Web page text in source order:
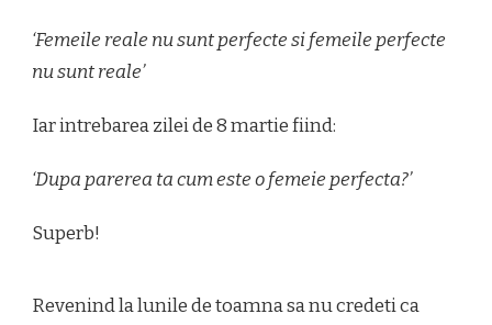
‘Femeile reale nu sunt perfecte si femeile perfecte
nu sunt reale’
Iar intrebarea zilei de 8 martie fiind:
‘Dupa parerea ta cum este o femeie perfecta?’
Superb!
Revenind la lunile de toamna sa nu credeti ca